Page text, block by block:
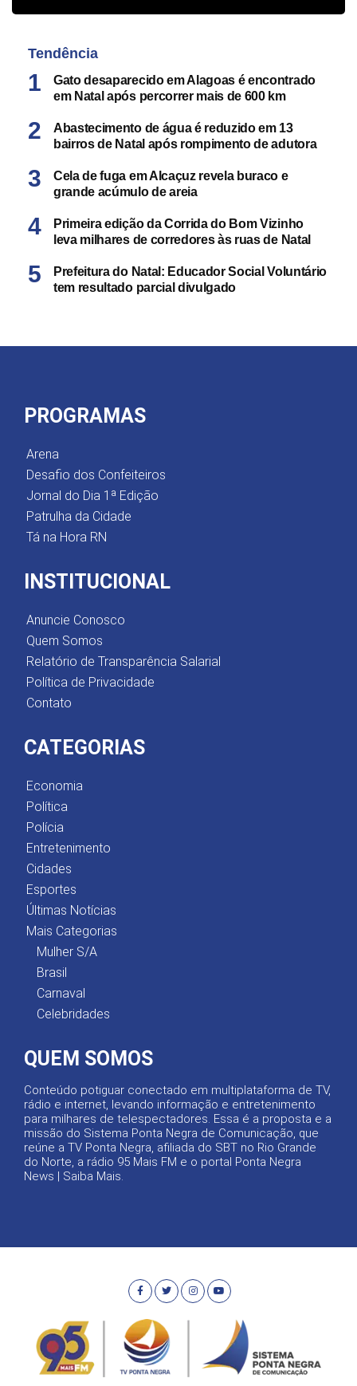
Tendência
Gato desaparecido em Alagoas é encontrado
em Natal após percorrer mais de 600 km
Abastecimento de água é reduzido em 13
bairros de Natal após rompimento de adutora
Cela de fuga em Alcaçuz revela buraco e
grande acúmulo de areia
Primeira edição da Corrida do Bom Vizinho
leva milhares de corredores às ruas de Natal
Prefeitura do Natal: Educador Social Voluntário
tem resultado parcial divulgado
PROGRAMAS
Arena
Desafio dos Confeiteiros
Jornal do Dia 1ª Edição
Patrulha da Cidade
Tá na Hora RN
INSTITUCIONAL
Anuncie Conosco
Quem Somos
Relatório de Transparência Salarial
Política de Privacidade
Contato
CATEGORIAS
Economia
Política
Polícia
Entretenimento
Cidades
Esportes
Últimas Notícias
Mais Categorias
Mulher S/A
Brasil
Carnaval
Celebridades
QUEM SOMOS
Conteúdo potiguar conectado em multiplataforma de TV,
rádio e internet, levando informação e entretenimento
para milhares de telespectadores. Essa é a proposta e a
missão do Sistema Ponta Negra de Comunicação, que
reúne a TV Ponta Negra, afiliada do SBT no Rio Grande
do Norte, a rádio 95 Mais FM e o portal Ponta Negra
News | Saiba Mais.